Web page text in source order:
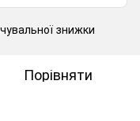
знижки
Порівняти